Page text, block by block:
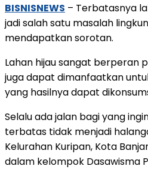
BISNISNEWS – Terbatasnya
jadi salah satu masalah
mendapatkan sorotan.
Lahan hijau sangat berperan
juga dapat dimanfaatkan
yang hasilnya dapat
Selalu ada jalan bagi yang
terbatas tidak menjadi
Kelurahan Kuripan, Kota
dalam kelompok Dasawisma